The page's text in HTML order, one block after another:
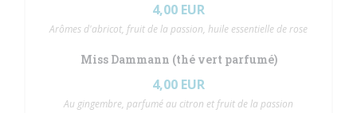
4,00 EUR
Arômes d'abricot, fruit de la passion, huile essentielle de rose
Miss Dammann (thé vert parfumé)
4,00 EUR
Au gingembre, parfumé au citron et fruit de la passion